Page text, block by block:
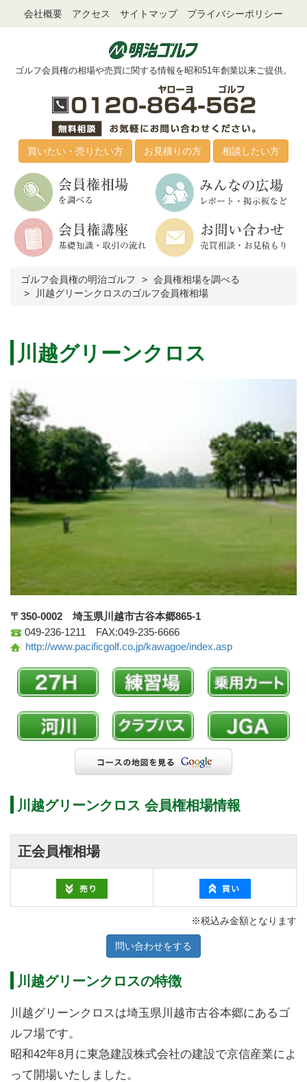
会社概要 アクセス サイトマップ プライバシーポリシー
ゴルフ会員権の相場や売買に関する情報を昭和51年創業以来ご提供。
買いたい・売りたい方 お見積りの方 相談したい方
ゴルフ会員権の明治ゴルフ
会員権相場を調べる
川越グリーンクロスのゴルフ会員権相場
川越グリーンクロス
〒350-0002 埼玉県川越市古谷本郷865-1
049-236-1211 FAX:049-235-6666
http://www.pacificgolf.co.jp/kawagoe/index.asp
川越グリーンクロス 会員権相場情報
正会員権相場
※税込み金額となります
問い合わせをする
川越グリーンクロスの特徴
川越グリーンクロスは埼玉県川越市古谷本郷にあるゴ
ルフ場です。
昭和42年8月に東急建設株式会社の建設で京信産業によ
って開場いたしました。